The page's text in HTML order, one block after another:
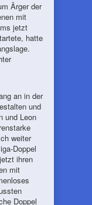
Ärger der
mit
jetzt
hatte
an in der
und
und Leon
weiter
Doppel
ihren
mit
Doppel